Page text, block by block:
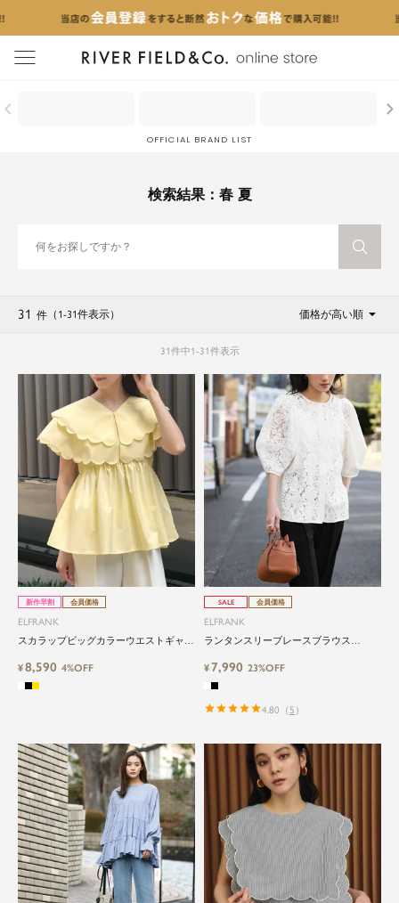
menu
OFFICIAL BRAND LIST
検索結果：春 夏
31 件 （1-31件表示） 価格が高い順
31件中1-31件表示
新作早割 会員価格
ELFRANK
スカラップビッグカラーウエストギャザ
¥8,590 4%OFF
SALE 会員価格
ELFRANK
ランタンスリーブレースブラウス
¥7,990 23%OFF
4.80 （5 ）